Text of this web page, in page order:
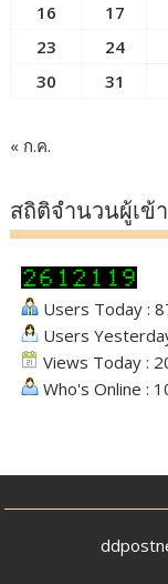
16
17
23
24
30
31
« ก.ค.
สถิติจำนวนผู้เข้
Users Today :
Users
Views Today :
Who's Online :